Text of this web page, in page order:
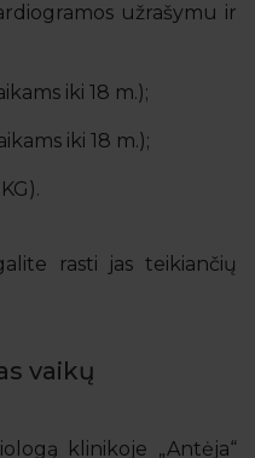
užrašymu ir
iki 18 m.);
iki 18 m.);
rasti jas teikiančių
vaikų
klinikoje „Antėja“